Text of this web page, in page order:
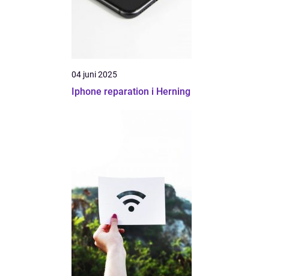
04 juni 2025
Iphone reparation i Herning